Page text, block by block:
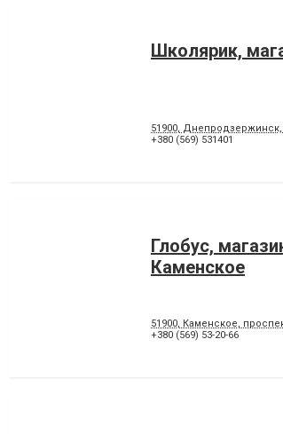
Школярик,
51900,
+380 (569) 531401
Глобус,
Каменское
51900, Каменское,
+380 (569) 53-20-66